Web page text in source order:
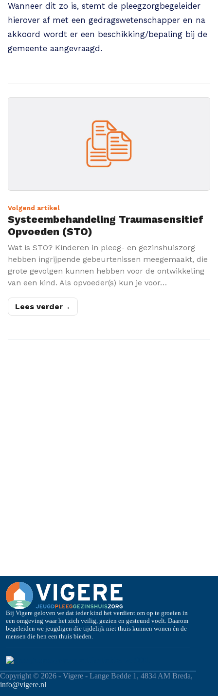
Wanneer dit zo is, stemt de pleegzorgbegeleider
hierover af met een gedragswetenschapper en na
akkoord wordt er een beschikking/bepaling bij de
gemeente aangevraagd.
Volgend artikel
Systeembehandeling Traumasensitief
Opvoeden (STO)
Wat is STO? Kinderen in pleeg- en gezinshuiszorg
hebben ingrijpende gebeurtenissen meegemaakt, die
grote gevolgen kunnen hebben voor de ontwikkeling
van een kind. Als opvoeder(s) kun je voor…
Lees verder→
Bij Vigere geloven we dat ieder kind het verdient om op te groeien in
een omgeving waar het zich veilig, gezien en gesteund voelt. Daarom
begeleiden we jeugdigen die tijdelijk niet thuis kunnen wonen én de
mensen die hen een thuis bieden.
Copyright © 2026 - Vigere - Lange Bedde 1, 4834 AM Breda,
info@vigere.nl